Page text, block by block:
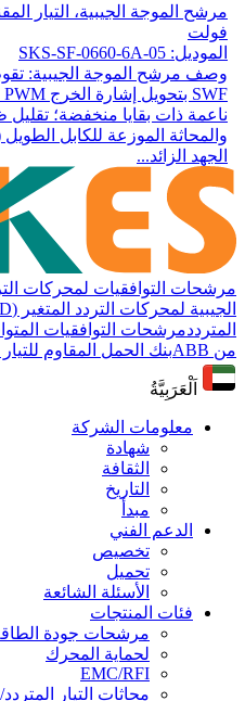
فولت
الموديل: SKS-SF-0660-6A-05
وصف مرشح الموجة الجيبية:
ناعمة ذات بقايا منخفضة؛
الجهد الزائد...
مرشحات التوافقيات لمحركات
الجيبية لمحركات التردد المتغير (VFD)
المترددمرشحات التوافقيات
من ABB
بنك الحمل المقاوم
اَلْعَرَبِيَّةُ
معلومات الشركة
شهادة
الثقافة
التاريخ
مبدأ
الدعم الفني
تخصيص
تحميل
الأسئلة الشائعة
فئات المنتجات
مرشحات جودة
لحماية المحرك
EMC/RFI
محاثات التيار